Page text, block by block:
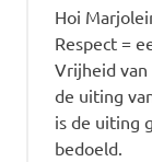
Hoi
Respect =
Vrijheid
de uiting
is de uiting
bedoeld.